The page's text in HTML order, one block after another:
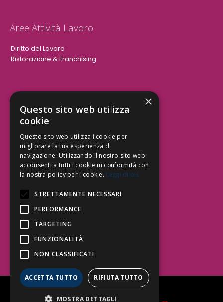
Aree Attività Lavoro
Diritto del Lavoro
Ristorazione & Franchising
Aree Attività Civile
Tutele del Credito
Responsabilità Civile
Contrattualistica
Segui lo Studio EDG sui social.
Invia messaggio
T. 06.3232914
info@edg.legal
Privacy Policy|Cookie Policy
×
Questo sito web utilizza
cookie
Questo sito web utilizza i cookie per
migliorare la tua esperienza di
navigazione. Utilizzando il nostro sito web
acconsenti a tutti i cookie in conformità con
la nostra policy per i cookie. Leggi di più
STRETTAMENTE NECESSARI
PERFORMANCE
TARGETING
FUNZIONALITÀ
NON CLASSIFICATI
ACCETTA TUTTO RIFIUTA TUTTO
MOSTRA DETTAGLI